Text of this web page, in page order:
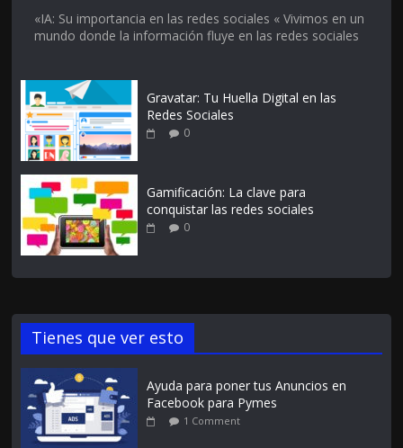
«IA: Su importancia en las redes sociales « Vivimos en un
mundo donde la información fluye en las redes sociales
Gravatar: Tu Huella Digital en las
Redes Sociales
0
Gamificación: La clave para
conquistar las redes sociales
0
Tienes que ver esto
Ayuda para poner tus Anuncios en
Facebook para Pymes
1 Comment